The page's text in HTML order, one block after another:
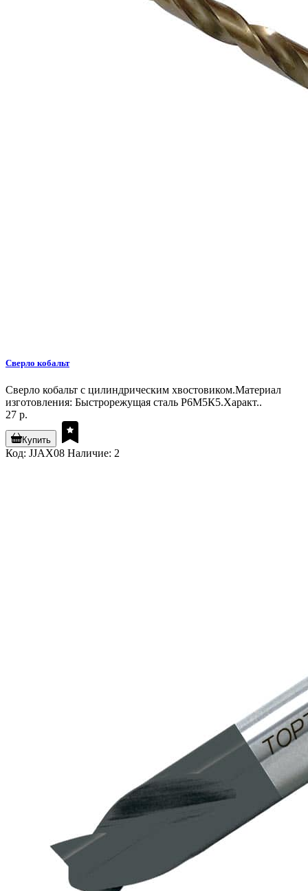
Сверло кобальт
Сверло кобальт с цилиндрическим хвостовиком.Материал
изготовления: Быстрорежущая сталь Р6М5К5.Характ..
27 р.
Купить
Код: JJAX08 Наличие: 2